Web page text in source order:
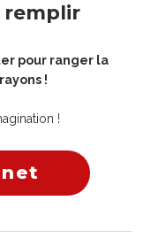
remplir
pour ranger la
!
!